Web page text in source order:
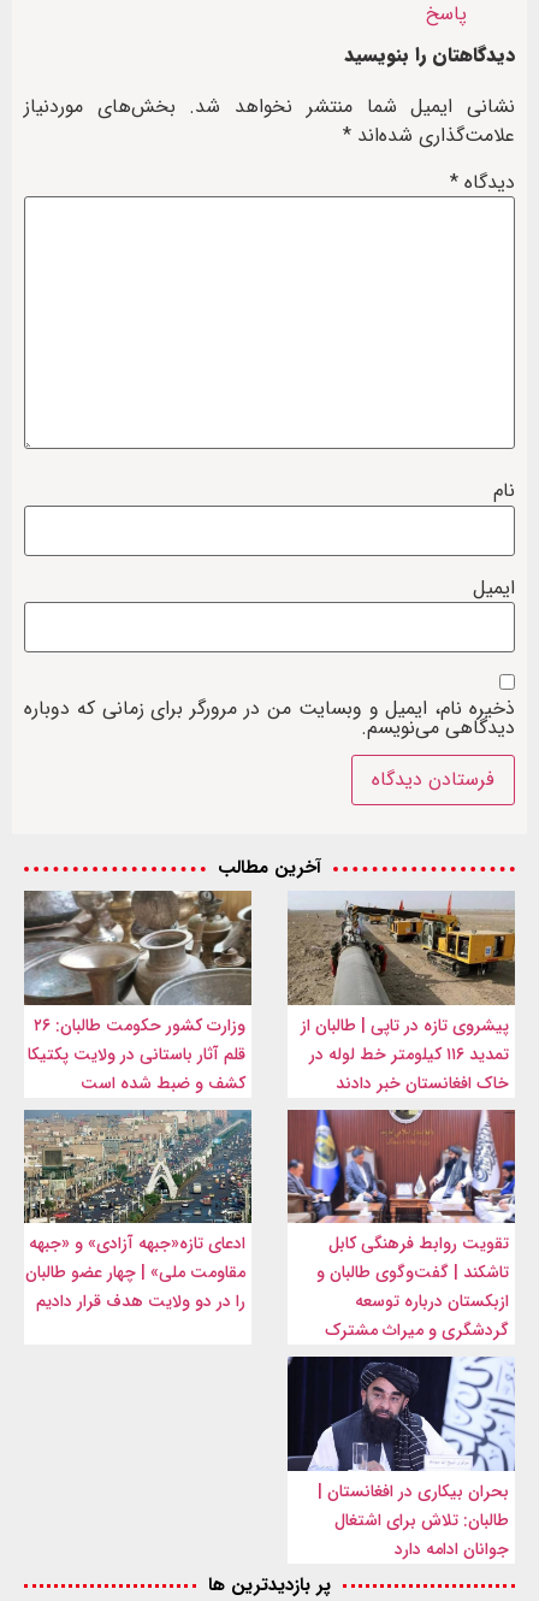
پاسخ
دیدگاهتان را بنویسید
نشانی ایمیل شما منتشر نخواهد شد. بخش‌های موردنیاز
علامت‌گذاری شده‌اند *
دیدگاه *
نام
ایمیل
ذخیره نام، ایمیل و وبسایت من در مرورگر برای زمانی که دوباره
دیدگاهی می‌نویسم.
آخرین مطالب
پیشروی تازه در تاپی | طالبان از
تمدید ۱۱۶ کیلومتر خط لوله در
خاک افغانستان خبر دادند
وزارت کشور حکومت طالبان: ۲۶
قلم آثار باستانی در ولایت پکتیکا
کشف و ضبط شده است
تقویت روابط فرهنگی کابل
تاشکند | گفت‌وگوی طالبان و
ازبکستان درباره توسعه
گردشگری و میراث مشترک
ادعای تازه«جبهه آزادی» و «جبهه
مقاومت ملی» | چهار عضو طالبان
را در دو ولایت هدف قرار دادیم
بحران بیکاری در افغانستان |
طالبان: تلاش برای اشتغال
جوانان ادامه دارد
پر بازدیدترین ها